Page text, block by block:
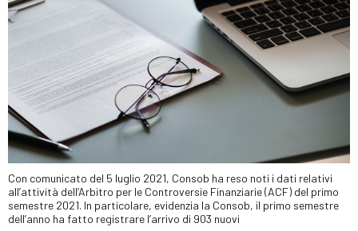
Con comunicato del 5 luglio 2021, Consob ha reso noti i dati relativi
all’attività dell’Arbitro per le Controversie Finanziarie (ACF) del primo
semestre 2021. In particolare, evidenzia la Consob, il primo semestre
dell’anno ha fatto registrare l’arrivo di 903 nuovi